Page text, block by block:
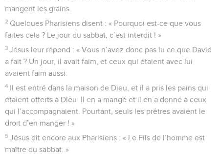
mangent les grains.
2 Quelques Pharisiens disent : « Pourquoi est-ce que vous
faites cela ? Le jour du sabbat, c’est interdit ! »
3 Jésus leur répond : « Vous n’avez donc pas lu ce que David
a fait ? Un jour, il avait faim, et ceux qui étaient avec lui
avaient faim aussi.
4 Il est entré dans la maison de Dieu, et il a pris les pains qui
étaient offerts à Dieu. Il en a mangé et il en a donné à ceux
qui l’accompagnaient. Pourtant, seuls les prêtres avaient le
droit d’en manger ! »
5 Jésus dit encore aux Pharisiens : « Le Fils de l’homme est
maître du sabbat. »